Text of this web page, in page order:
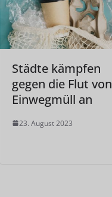
Städte kämpfen
gegen die Flut von
Einwegmüll an
23. August 2023